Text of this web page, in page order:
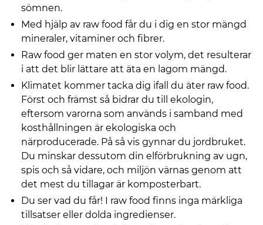
sömnen.
Med hjälp av raw food får du i dig en stor mängd
mineraler, vitaminer och fibrer.
Raw food ger maten en stor volym, det resulterar
i att det blir lättare att äta en lagom mängd.
Klimatet kommer tacka dig ifall du äter raw food.
Först och främst så bidrar du till ekologin,
eftersom varorna som används i samband med
kosthållningen är ekologiska och
närproducerade. På så vis gynnar du jordbruket.
Du minskar dessutom din elförbrukning av ugn,
spis och så vidare, och miljön värnas genom att
det mest du tillagar är komposterbart.
Du ser vad du får! I raw food finns inga märkliga
tillsatser eller dolda ingredienser.